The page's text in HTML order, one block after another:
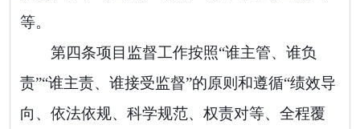
等。
第四条项目 监督工作按照“谁主管、谁负
责”“谁主责、谁接受监督”的原则和遵循“绩效导
向、 依法依规、科学规范、权责对等、 全程覆